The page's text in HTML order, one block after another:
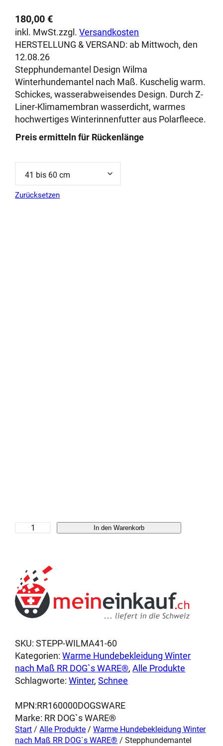
180,00€
inkl. MwSt.zzgl.Versandkosten
HERSTELLUNG & VERSAND: ab Mittwoch, den
12.08.26
Stepphundemantel Design Wilma
Winterhundemantel nach Maß. Kuschelig warm.
Schickes, wasserabweisendes Design. Durch Z-
Liner-Klimamembran wasserdicht, warmes
hochwertiges Winterinnenfutter aus Polarfleece.
Preis ermitteln für Rückenlänge
Zurücksetzen
h
u
n
e
m
a
n
e
l
D
e
In den Warenkorb
SKU: STEPP-WILMA41-60
Kategorien:Warme Hundebekleidung Winter
nach Maß RR DOG`s WARE®, Alle Produkte
Schlagworte:Winter, Schnee
MPN:RR160000DOGSWARE
Marke: RR DOG`s WARE®
Start /Alle Produkte /Warme Hundebekleidung Winter
nach Maß RR DOG`s WARE® / Stepphundemantel